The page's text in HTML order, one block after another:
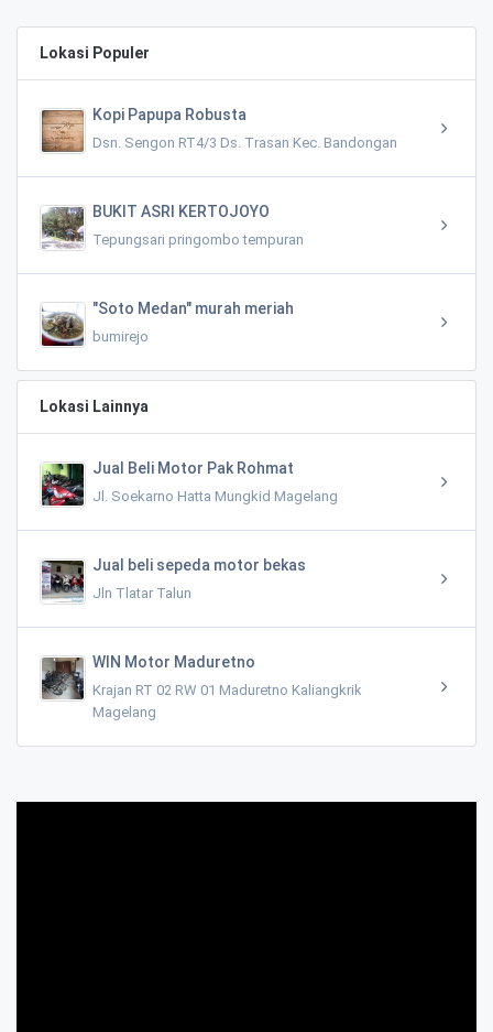
Lokasi Populer
Kopi Papupa Robusta
Dsn. Sengon RT4/3 Ds. Trasan Kec. Bandongan
BUKIT ASRI KERTOJOYO
Tepungsari pringombo tempuran
"Soto Medan" murah meriah
bumirejo
Lokasi Lainnya
Jual Beli Motor Pak Rohmat
Jl. Soekarno Hatta Mungkid Magelang
Jual beli sepeda motor bekas
Jln Tlatar Talun
WIN Motor Maduretno
Krajan RT 02 RW 01 Maduretno Kaliangkrik
Magelang